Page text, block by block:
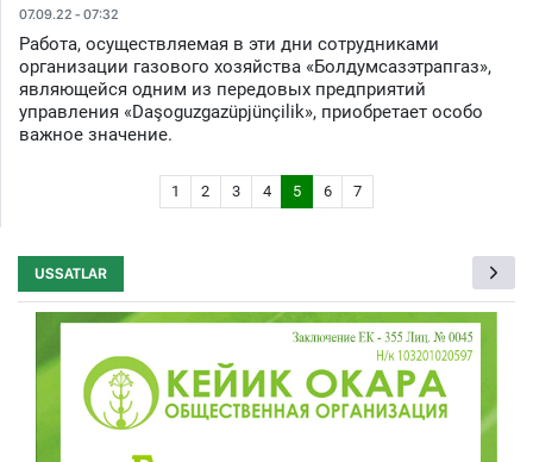
07.09.22 - 07:32
Работа, осуществляемая в эти дни сотрудниками
организации газового хозяйства «Болдумсазэтрапгаз»,
являющейся одним из передовых предприятий
управления «Daşoguzgazüpjünçilik», приобретает особо
важное значение.
1 2 3 4 5 6 7
USSATLAR